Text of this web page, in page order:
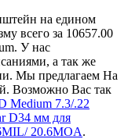
на едином
всего за 10657.00
У нас
а так же
Мы предлагаем На
Возможно Вас так
Medium 7.3/.22
D34 мм для
20.6MOA.